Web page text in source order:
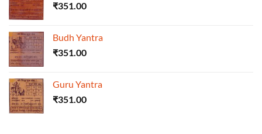
₹351.00
Budh Yantra
₹351.00
Guru Yantra
₹351.00